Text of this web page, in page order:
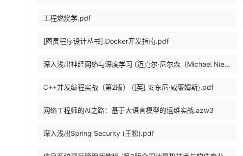
工程燃烧学.pdf
[图灵程序设计丛书].Docker开发指南.pdf
深入浅出神经网络与深度学习 (迈克尔·尼尔森（Michael Nielsen）).pdf
C++并发编程实战（第2版） ([英] 安东尼·威廉姆斯).pdf
网络工程师的AI之路：基于大语言模型的运维实战.azw3
深入浅出Spring Security (王松).pdf